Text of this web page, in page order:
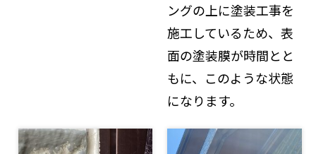
ングの上に塗装工事を
施工しているため、表
面の塗装膜が時間とと
もに、このような状態
になります。